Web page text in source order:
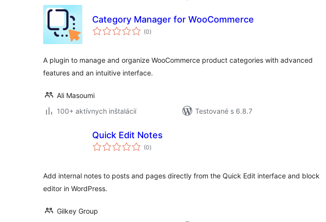
Category Manager for WooCommerce
(0celkové
hodnotenie
)
A plugin to manage and organize WooCommerce product categories with advanced
features and an intuitive interface.
Ali Masoumi
100+ aktívnych inštalácií
Testované s 6.8.7
Quick Edit Notes
(0celkové
hodnotenie
)
Add internal notes to posts and pages directly from the Quick Edit interface and block
editor in WordPress.
Gilkey Group